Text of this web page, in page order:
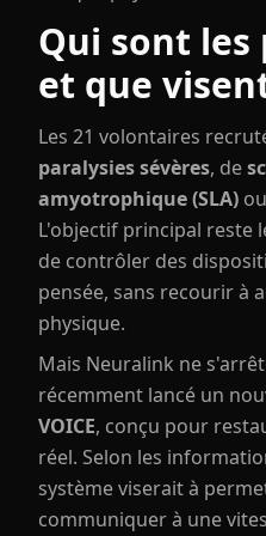
Qui sont
et que
Les 21 volontaires
paralysies sévères, de
amyotrophique (SLA)
L'objectif principal reste
de contrôler des
pensée, sans recourir à
physique.
Mais Neuralink ne
récemment lancé un
VOICE, conçu pour
réel. Selon les
système viserait à
communiquer à une